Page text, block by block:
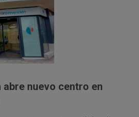
nuevo centro en